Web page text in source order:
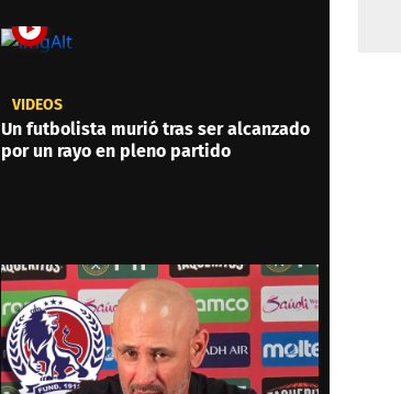
VIDEOS
Un futbolista murió tras ser alcanzado
por un rayo en pleno partido